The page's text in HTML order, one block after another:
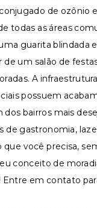
de ozônio
todas as áreas
guarita blindada
um salão de
A
possuem
bairros mais
de gastronomia,
que você precisa,
conceito de
em contato